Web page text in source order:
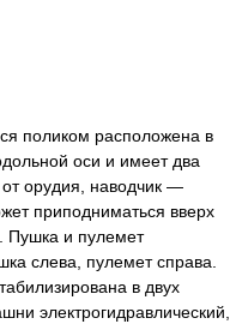
поликом расположена в
оси и имеет два
орудия, наводчик —
приподниматься вверх
Пушка и пулемет
слева, пулемет справа.
в двух
электрогидравлический,